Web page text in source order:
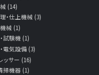
(14)
・仕上機械 (3)
械 (1)
試験機 (1)
電気設備 (3)
ッサー (16)
掃機器 (1)